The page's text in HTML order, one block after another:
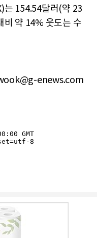
는 154.54달러(약 23
비 약 14% 웃도는 수
enews.com